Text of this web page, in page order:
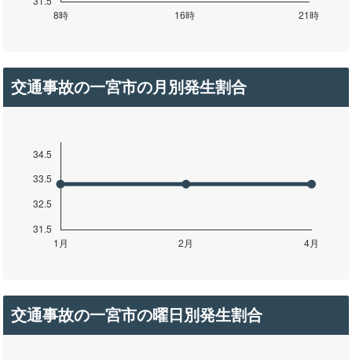
交通事故の一宮市の月別発生割合
交通事故の一宮市の曜日別発生割合